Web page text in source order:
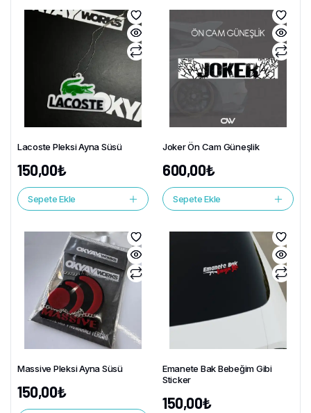
Lacoste Pleksi Ayna Süsü
150,00₺
Sepete Ekle
Joker Ön Cam Güneşlik
600,00₺
Sepete Ekle
Massive Pleksi Ayna Süsü
150,00₺
Emanete Bak Bebeğim Gibi
Sticker
150,00₺